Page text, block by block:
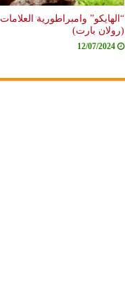
“الهايكو” وامبراطورية العلامات
(رولان بارت)
12/07/2024